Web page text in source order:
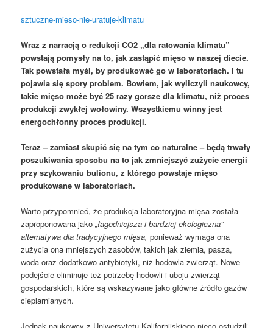
sztuczne-mieso-nie-uratuje-klimatu
Wraz z narracją o redukcji CO2 „dla ratowania klimatu”
powstają pomysły na to, jak zastąpić mięso w naszej diecie.
Tak powstała myśl, by produkować go w laboratoriach. I tu
pojawia się spory problem. Bowiem, jak wyliczyli naukowcy,
takie mięso może być 25 razy gorsze dla klimatu, niż proces
produkcji zwykłej wołowiny. Wszystkiemu winny jest
energochłonny proces produkcji.
Teraz – zamiast skupić się na tym co naturalne – będą trwały
poszukiwania sposobu na to jak zmniejszyć zużycie energii
przy szykowaniu bulionu, z którego powstaje mięso
produkowane w laboratoriach.
Warto przypomnieć, że produkcja laboratoryjna mięsa została
zaproponowana jako„łagodniejsza i bardziej ekologiczna”
alternatywa dla tradycyjnego mięsa, ponieważ wymaga ona
zużycia ona mniejszych zasobów, takich jak ziemia, pasza,
woda oraz dodatkowo antybiotyki, niż hodowla zwierząt. Nowe
podejście eliminuje też potrzebę hodowli i uboju zwierząt
gospodarskich, które są wskazywane jako główne źródło gazów
cieplarnianych.